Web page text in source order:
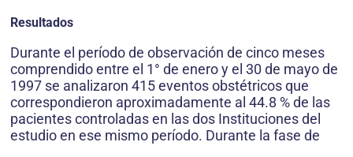
Resultados
Durante el período de observación de cinco meses
comprendido entre el 1° de enero y el 30 de mayo de
1997 se analizaron 415 eventos obstétricos que
correspondieron aproximadamente al 44.8 % de las
pacientes controladas en las dos Instituciones del
estudio en ese mismo período. Durante la fase de